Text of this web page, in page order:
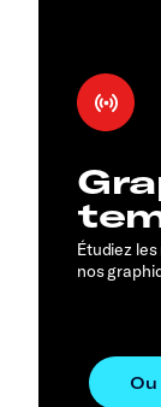
Étudiez
nos